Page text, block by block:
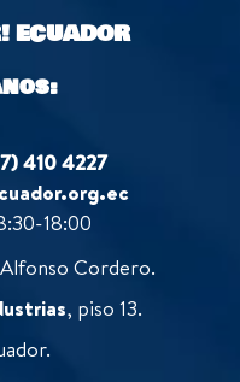
ECUADOR
410 4227
18:00
Cordero.
, piso 13.